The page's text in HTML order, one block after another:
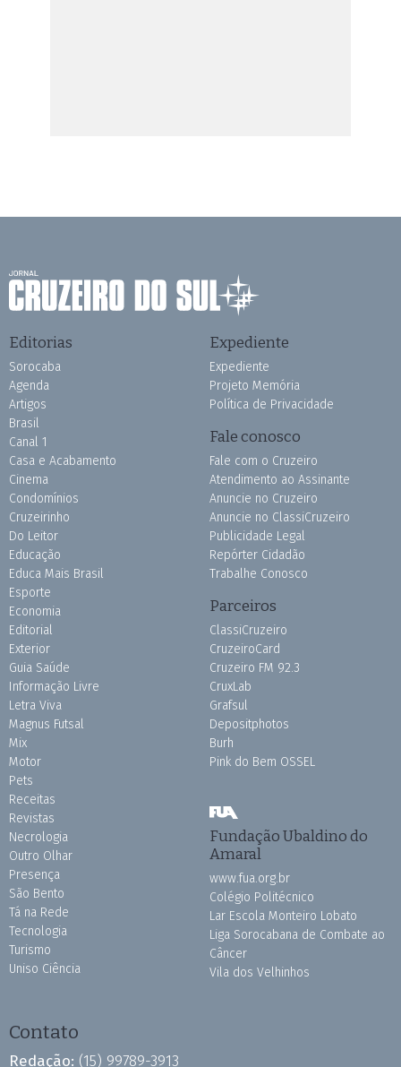
Editorias
Sorocaba
Agenda
Artigos
Brasil
Canal 1
Casa e Acabamento
Cinema
Condomínios
Cruzeirinho
Do Leitor
Educação
Educa Mais Brasil
Esporte
Economia
Editorial
Exterior
Guia Saúde
Informação Livre
Letra Viva
Magnus Futsal
Mix
Motor
Pets
Receitas
Revistas
Necrologia
Outro Olhar
Presença
São Bento
Tá na Rede
Tecnologia
Turismo
Uniso Ciência
Expediente
Expediente
Projeto Memória
Política de Privacidade
Fale conosco
Fale com o Cruzeiro
Atendimento ao Assinante
Anuncie no Cruzeiro
Anuncie no ClassiCruzeiro
Publicidade Legal
Repórter Cidadão
Trabalhe Conosco
Parceiros
ClassiCruzeiro
CruzeiroCard
Cruzeiro FM 92.3
CruxLab
Grafsul
Depositphotos
Burh
Pink do Bem OSSEL
Fundação Ubaldino do
Amaral
www.fua.org.br
Colégio Politécnico
Lar Escola Monteiro Lobato
Liga Sorocabana de Combate ao
Câncer
Vila dos Velhinhos
Contato
Redação: (15) 99789-3913